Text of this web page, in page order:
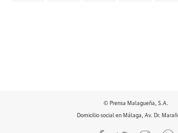
© Prensa Malagueña, S.A.
Domicilio social en Málaga, Av. Dr.